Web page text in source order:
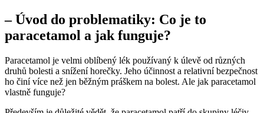
– Úvod do problematiky: Co je to
paracetamol a jak funguje?
Paracetamol je velmi oblíbený lék používaný k úlevě od různých
druhů bolesti a snížení horečky. Jeho účinnost a relativní bezpečnost
ho činí více než jen běžným práškem na bolest. Ale jak paracetamol
vlastně funguje?